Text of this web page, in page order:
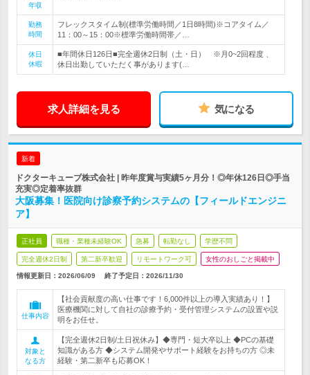
年収
勤務
時間
フレックスタイム制(標準労働時間／1日8時間)※コアタイム／
11：00～15：00※標準労働時間帯／…
休日
休暇
■年間休日126日■完全週休2日制（土・日） ※月0~2回程度 、
休日出勤していただく事があります(…
求人詳細を見る 気になる
新着
ドクターキューブ株式会社 | 昨年度賞与実績5ヶ月分！◎年休126日◎手当
充実◎定着率抜群
大阪募集！医院向け診察予約システムの【フィールドエンジニ
ア】
正社員 職種・業種未経験OK 急募 転勤なし 学歴不問
完全週休2日制 第二新卒歓迎 リモートワーク可 女性のおしごと掲載中
情報更新日：2026/06/09 終了予定日： 2026/11/30
仕事内容
【社会貢献度の高い仕事です！6,000件以上の導入実績あり！】
医療機関に対して自社の診療予約・受付管理システムの設置や説
明をお任せ。
対象と
なる方
【完全週休2日制/土日祝休み】◆専門・短大卒以上 ◆PCの基礎
知識がある方 ◆システム開発やサポート経験をお持ちの方 ◎未
経験・第二新卒も応募OK！